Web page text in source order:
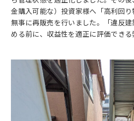
金購入可能な）投資家様へ「高利回り
無事に再販売を行いました。「違反
める前に、収益性を適正に評価できる